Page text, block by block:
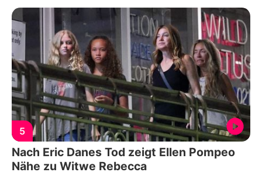
5
Nach Eric Danes Tod zeigt Ellen Pompeo
Nähe zu Witwe Rebecca